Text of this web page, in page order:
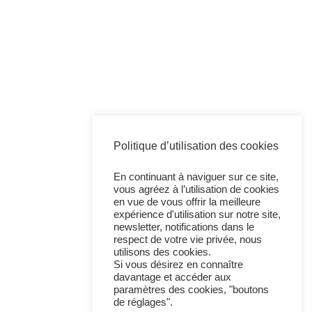
Politique d’utilisation des cookies
En continuant à naviguer sur ce site,
vous agréez à l’utilisation de cookies
en vue de vous offrir la meilleure
expérience d'utilisation sur notre site,
newsletter, notifications dans le
respect de votre vie privée, nous
utilisons des cookies.
Si vous désirez en connaître
davantage et accéder aux
paramètres des cookies, "boutons
de réglages".